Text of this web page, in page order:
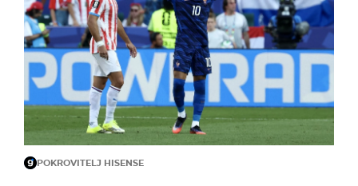
POKROVITELJ HISENSE